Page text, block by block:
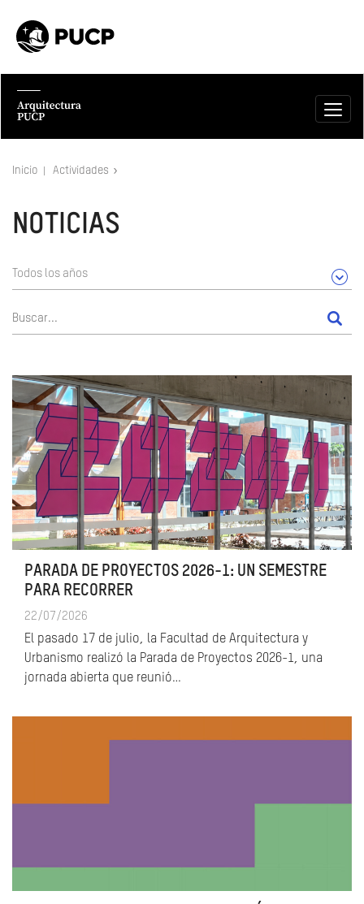
Inicio Actividades
NOTICIAS
Todos los años
PARADA DE PROYECTOS 2026-1: UN SEMESTRE
PARA RECORRER
22/07/2026
El pasado 17 de julio, la Facultad de Arquitectura y
Urbanismo realizó la Parada de Proyectos 2026-1, una
jornada abierta que reunió…